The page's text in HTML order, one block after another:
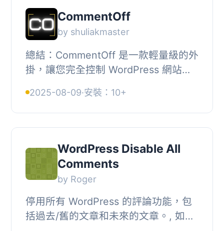
CommentOff
by shuliakmaster
總結：CommentOff 是一款輕量級的外
掛，讓您完全控制 WordPress 網站上
地禁用帖子和頁面上的評論表單，隱藏
所有先前發表...
2025-08-09·安裝：10+
WordPress Disable All
Comments
by Roger
停用所有 WordPress 的評論功能，包
括過去/舊的文章和未來的文章。, 如果